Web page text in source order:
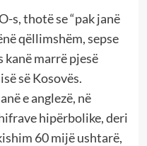
s, thotë se “pak janë
qëllimshëm, sepse
kanë marrë pjesë
së Kosovës.
e anglezë, në
hipërbolike, deri
60 mijë ushtarë,